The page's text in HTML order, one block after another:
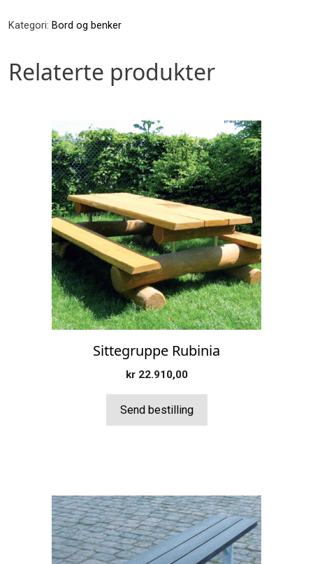
Kategori: Bord og benker
Relaterte produkter
Sittegruppe Rubinia
kr22.910,00
Send bestilling